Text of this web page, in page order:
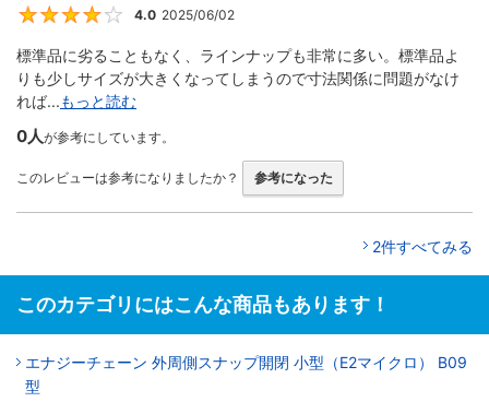
4
4.0 2025/06/02
標準品に劣ることもなく、ラインナップも非常に多い。標準品よ
りも少しサイズが大きくなってしまうので寸法関係に問題がなけ
れば...もっと読む
0人が参考にしています。
このレビューは参考になりましたか？ 参考になった
2件すべてみる
このカテゴリにはこんな商品もあります！
エナジーチェーン 外周側スナップ開閉 小型（E2マイクロ） B09
型